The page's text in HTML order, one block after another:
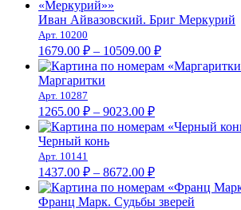
Иван Айвазовский. Бриг Меркурий
Арт. 10200
1679.00 ₽ – 10509.00 ₽Диапазон
цен:
Маргаритки
Арт. 10287
1265.00 ₽ – 9023.00 ₽Диапазон
цен:
9023.00 ₽
Черный конь
Арт. 10141
1437.00 ₽ – 8672.00 ₽Диапазон
цен:
1437.00 ₽
Франц Марк. Судьбы зверей